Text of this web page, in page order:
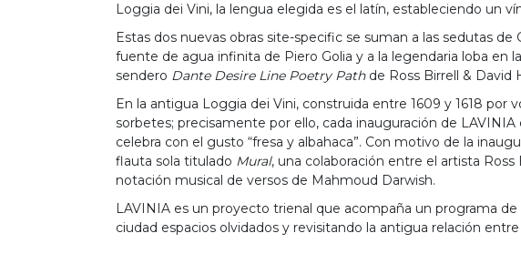
Loggia dei Vini, la lengua elegida es el latín, estableciendo un
Estas dos nuevas obras site-specific se suman a las sedutas
fuente de agua infinita de Piero Golia y a la legendaria loba en
sendero Dante Desire Line Poetry Pathde Ross Birrell & David
En la antigua Loggia dei Vini, construida entre 1609 y 1618 por
sorbetes; precisamente por ello, cada inauguración de
celebra con el gusto “fresa y albahaca”. Con motivo de la
flauta sola titulado Mural, una colaboración entre el artista
notación musical de versos de Mahmoud Darwish.
LAVINIA es un proyecto trienal que acompaña un programa
ciudad espacios olvidados y revisitando la antigua relación